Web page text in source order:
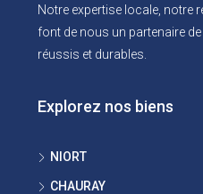
Notre expertise locale, notre
font de nous un partenaire
réussis et durables.
Explorez nos biens
NIORT
CHAURAY